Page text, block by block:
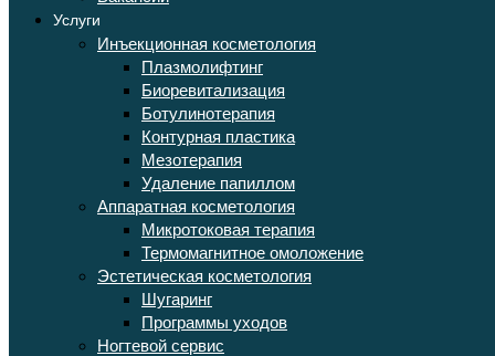
Услуги
Инъекционная косметология
Плазмолифтинг
Биоревитализация
Ботулинотерапия
Контурная пластика
Мезотерапия
Удаление папиллом
Аппаратная косметология
Микротоковая терапия
Термомагнитное омоложение
Эстетическая косметология
Шугаринг
Программы уходов
Ногтевой сервис